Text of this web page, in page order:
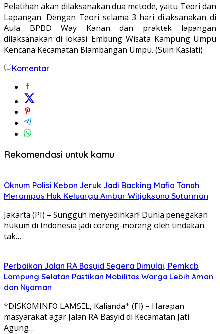
Pelatihan akan dilaksanakan dua metode, yaitu Teori dan
Lapangan. Dengan Teori selama 3 hari dilaksanakan di
Aula BPBD Way Kanan dan praktek lapangan
dilaksanakan di lokasi Embung Wisata Kampung Umpu
Kencana Kecamatan Blambangan Umpu. (Suin Kasiati)
Komentar
Rekomendasi untuk kamu
Oknum Polisi Kebon Jeruk Jadi Backing Mafia Tanah
Merampas Hak Keluarga Ambar Witjaksono Sutarman
Jakarta (PI) – Sungguh menyedihkan! Dunia penegakan
hukum di Indonesia jadi coreng-moreng oleh tindakan
tak…
Perbaikan Jalan RA Basyid Segera Dimulai, Pemkab
Lampung Selatan Pastikan Mobilitas Warga Lebih Aman
dan Nyaman
*DISKOMINFO LAMSEL, Kalianda* (Pl) – Harapan
masyarakat agar Jalan RA Basyid di Kecamatan Jati
Agung…